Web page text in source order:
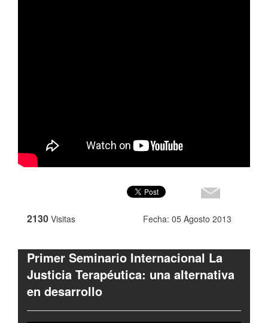
2130 Visitas Fecha: 05 Agosto 2013
Primer Seminario Internacional La
Justicia Terapéutica: una alternativa
en desarrollo